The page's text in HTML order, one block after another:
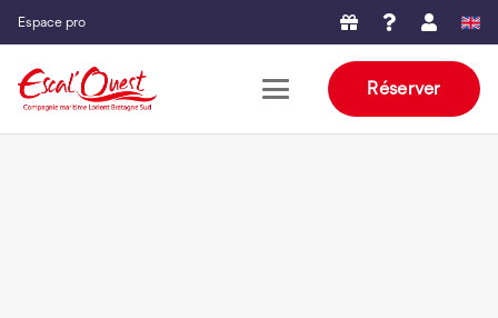
Espace pro
Réserver